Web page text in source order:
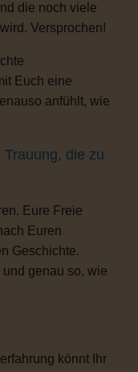
die noch viele
Versprochen!
Euch eine
anfühlt, wie
die zu
Eure Freie
Euren
Geschichte.
genau so, wie
könnt Ihr